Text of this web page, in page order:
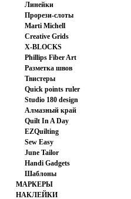
Линейки
Прорези-слоты
Marti Michell
Creative Grids
X-BLOCKS
Phillips Fiber Art
Разметка швов
Твистеры
Quick points ruler
Studio 180 design
Алмазный край
Quilt In A Day
EZQuilting
Sew Easy
June Tailor
Handi Gadgets
Шаблоны
МАРКЕРЫ
НАКЛЕЙКИ